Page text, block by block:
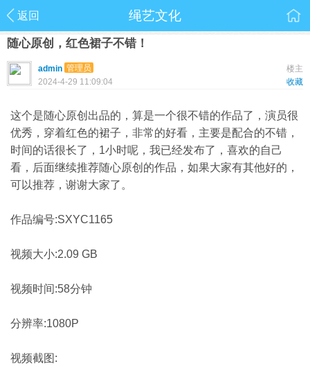
返回 绳艺文化
随心原创，红色裙子不错！
楼主
admin 管理员
收藏
2024-4-29 11:09:04
这个是随心原创出品的，算是一个很不错的作品了，演员很
优秀，穿着红色的裙子，非常的好看，主要是配合的不错，
时间的话很长了，1小时呢，我已经发布了，喜欢的自己
看，后面继续推荐随心原创的作品，如果大家有其他好的，
可以推荐，谢谢大家了。
作品编号:SXYC1165
视频大小:2.09 GB
视频时间:58分钟
分辨率:1080P
视频截图: